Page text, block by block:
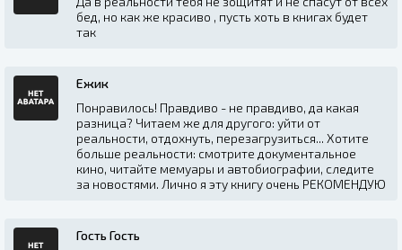
бед, но как же красиво , пусть хоть в книгах будет
так
Ежик
Понравилось! Правдиво - не правдиво, да какая
разница? Читаем же для другого: уйти от
реальности, отдохнуть, перезагрузиться... Хотите
больше реальности: смотрите документальное
кино, читайте мемуары и автобиографии, следите
за новостями. Лично я эту книгу очень РЕКОМЕНДУЮ
Гость Гость